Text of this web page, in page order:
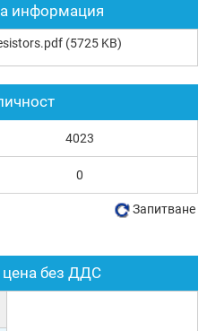
информация
(5725 KB)
цена без ДДС
4023
0
Запитване